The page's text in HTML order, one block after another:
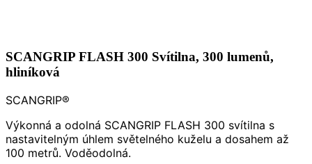
SCANGRIP FLASH 300 Svítilna, 300 lumenů,
hliníková
SCANGRIP®
Výkonná a odolná SCANGRIP FLASH 300 svítilna s
nastavitelným úhlem světelného kuželu a dosahem až
100 metrů. Voděodolná.